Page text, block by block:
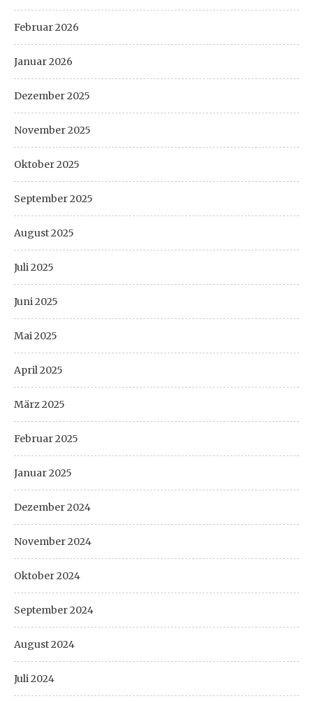
Februar 2026
Januar 2026
Dezember 2025
November 2025
Oktober 2025
September 2025
August 2025
Juli 2025
Juni 2025
Mai 2025
April 2025
März 2025
Februar 2025
Januar 2025
Dezember 2024
November 2024
Oktober 2024
September 2024
August 2024
Juli 2024